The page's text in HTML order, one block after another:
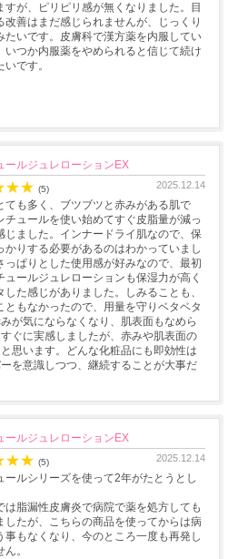
すが、ピリピリ感が無くなりました。目
改善はまだ感じられませんが、じっくり
たいです。皮膚科で漢方薬を内服してい
いつか内服薬をやめられると信じて続け
です。
ールジュレローションEX
★★ (5) 2025.12.14
ても多く、ブツブツと赤みがある肌で
チュールを使い始めてすぐ皮脂量が減っ
じました。インナードライ肌なので、保
かりする必要があるのはわかっていまし
っぱりとした使用感が好みなので、最初
ュールジュレローションも保湿力が高く
した感じがありました。しみることも、
ともなかったので、用量を守りベタベタ
が気にならなくなり、肌表面もなめら
ぐに実感しましたが、赤みや肌表面の
思います。どんな化粧品にも即効性は
を意識しつつ、継続することが大事だ
ールジュレローションEX
★★ (5) 2025.12.14
ールシリーズを使って2年がたとうとし
は脂漏性皮膚炎で病院で薬を処方しても
したが、こちらの商品を使ってからは病
事もなくなり、今のところ一度も再発し
。